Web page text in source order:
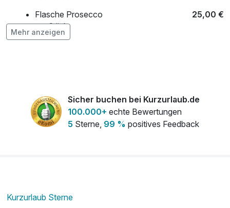
Flasche Prosecco 25,00 €
pro Stück
Mehr anzeigen
Sicher buchen bei Kurzurlaub.de
100.000+ echte Bewertungen
5 Sterne, 99 % positives Feedback
Kurzurlaub Sterne